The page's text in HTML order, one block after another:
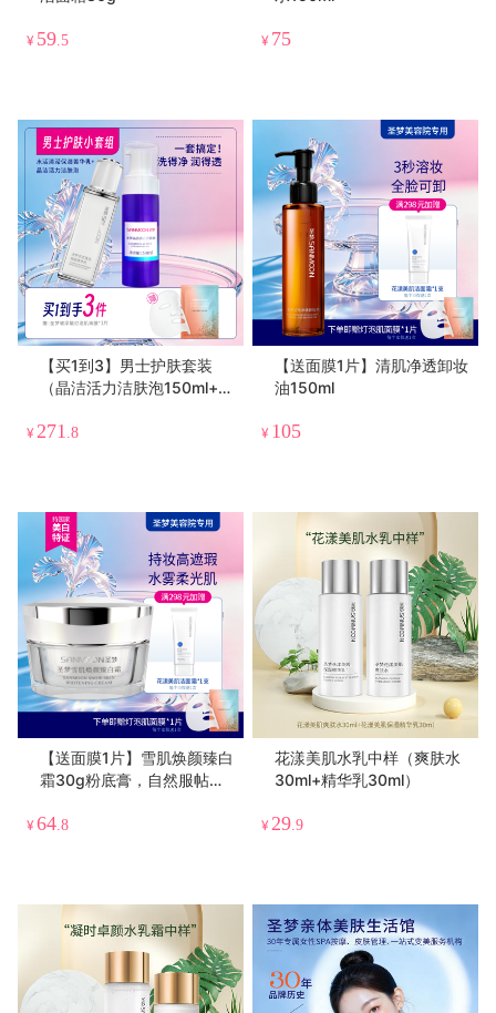
¥ 59.5 ¥ 75
【买1到3】男士护肤套装
（晶洁活力洁肤泡150ml+水
¥271.8
【送面膜1片】清肌净透卸妆
油150ml
¥ 105
【送面膜1片】雪肌焕颜臻白
霜30g粉底膏，自然服帖不
¥64.8
花漾美肌水乳中样（爽肤水
30ml+精华乳30ml）
¥29.9